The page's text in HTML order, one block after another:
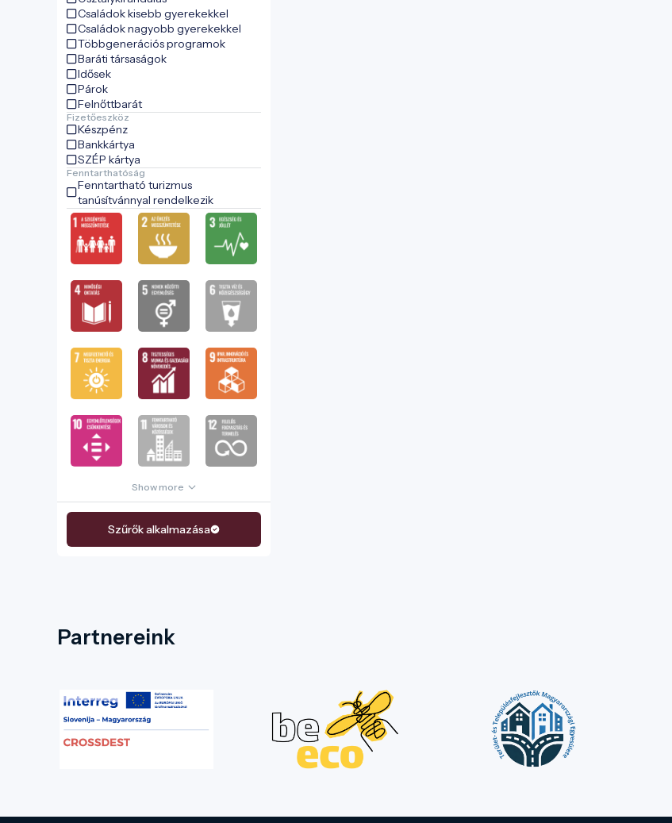
Családok kisebb gyerekekkel
Családok nagyobb gyerekekkel
Többgenerációs programok
Baráti társaságok
Idősek
Párok
Felnőttbarát
Fizetőeszköz
Készpénz
Bankkártya
SZÉP kártya
Fenntarthatóság
Fenntartható turizmus
tanúsítvánnyal rendelkezik
Show more
Szűrők alkalmazása
Partnereink